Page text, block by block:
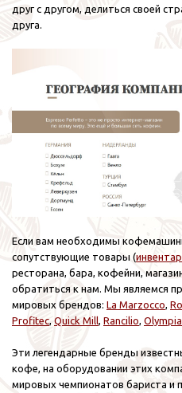
друг с другом, делиться своей
друга.
Если вам необходимы
сопутствующие товары (
ресторана, бара, кофейни,
обратиться к нам. Мы являемся
мировых брендов: La Marzocco,
Profitec, Quick Mill, Rancilio,
Эти легендарные бренды
кофе, на оборудовании этих
мировых чемпионатов бариста и